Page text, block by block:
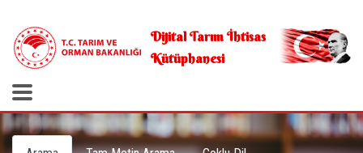
Dijital Tarım İhtisas
Kütüphanesi